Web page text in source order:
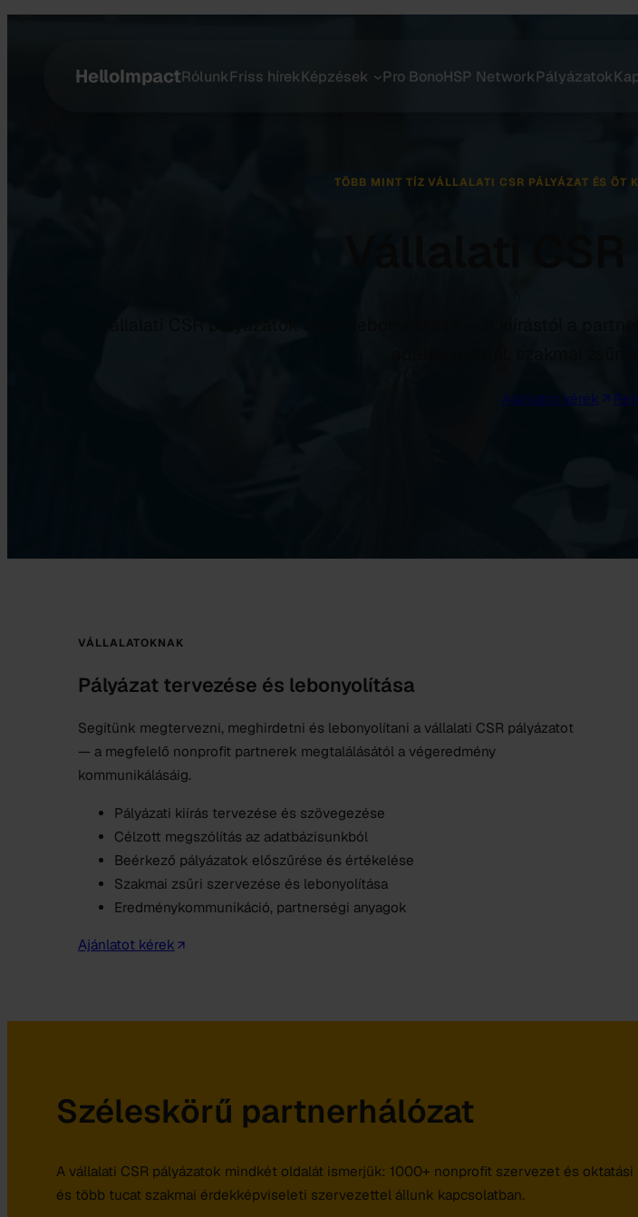
tartalomhozHelloImpactRólunkFriss hírekKépzések Pro BonoHSP NetworkPályázatok
TÖBB MINT TÍZ VÁLLALATI CSR PÁLYÁZAT ÉS ÖT
Ajánlatot kérek
VÁLLALATOKNAK
Pályázat tervezése és lebonyolítása
Segítünk megtervezni, meghirdetni és lebonyolítani a vállalati CSR pályázatot
— a megfelelő nonprofit partnerek megtalálásától a végeredmény
kommunikálásáig.
Pályázati kiírás tervezése és szövegezése
Célzott megszólítás az adatbázisunkból
Beérkező pályázatok előszűrése és értékelése
Szakmai zsűri szervezése és lebonyolítása
Eredménykommunikáció, partnerségi anyagok
Ajánlatot kérek
Széleskörű partnerhálózat
A vállalati CSR pályázatok mindkét oldalát ismerjük: 1000+ nonprofit szervezet és
és több tucat szakmai érdekképviseleti szervezettel állunk kapcsolatban.